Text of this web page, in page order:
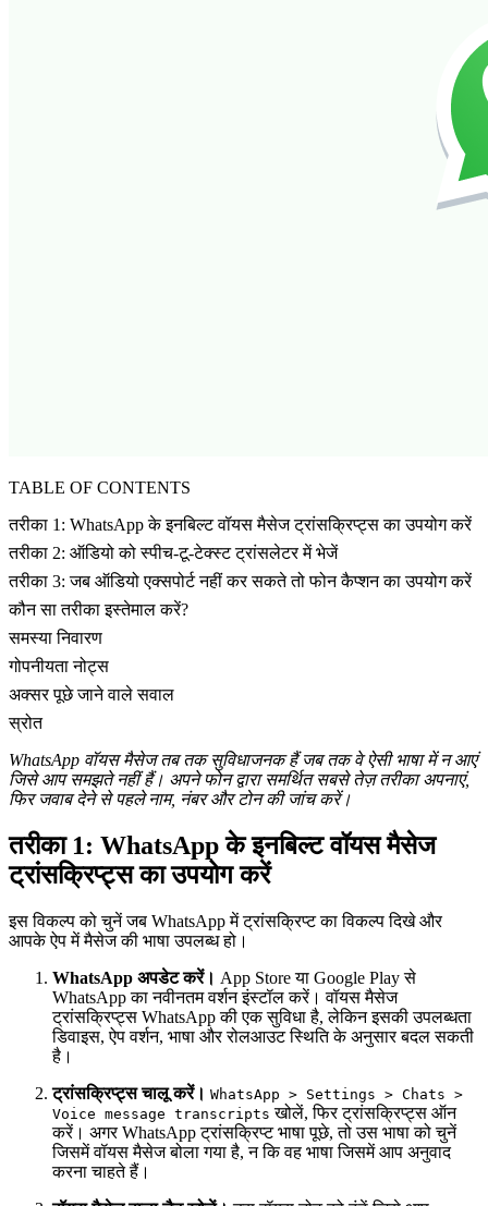
TABLE OF CONTENTS
तरीका 1: WhatsApp के इनबिल्ट वॉयस मैसेज ट्रांसक्रिप्ट्स का उपयोग करें
तरीका 2: ऑडियो को स्पीच-टू-टेक्स्ट ट्रांसलेटर में भेजें
तरीका 3: जब ऑडियो एक्सपोर्ट नहीं कर सकते तो फोन कैप्शन का उपयोग करें
कौन सा तरीका इस्तेमाल करें?
समस्या निवारण
गोपनीयता नोट्स
अक्सर पूछे जाने वाले सवाल
स्रोत
WhatsApp वॉयस मैसेज तब तक सुविधाजनक हैं जब तक वे ऐसी भाषा में न आएं
जिसे आप समझते नहीं हैं। अपने फोन द्वारा समर्थित सबसे तेज़ तरीका अपनाएं,
फिर जवाब देने से पहले नाम, नंबर और टोन की जांच करें।
तरीका 1: WhatsApp के इनबिल्ट वॉयस मैसेज
ट्रांसक्रिप्ट्स का उपयोग करें
इस विकल्प को चुनें जब WhatsApp में ट्रांसक्रिप्ट का विकल्प दिखे और
आपके ऐप में मैसेज की भाषा उपलब्ध हो।
WhatsApp अपडेट करें। App Store या Google Play से
WhatsApp का नवीनतम वर्शन इंस्टॉल करें। वॉयस मैसेज
ट्रांसक्रिप्ट्स WhatsApp की एक सुविधा है, लेकिन इसकी उपलब्धता
डिवाइस, ऐप वर्शन, भाषा और रोलआउट स्थिति के अनुसार बदल सकती
है।
ट्रांसक्रिप्ट्स चालू करें। WhatsApp > Settings > Chats >
Voice message transcripts खोलें, फिर ट्रांसक्रिप्ट्स ऑन
करें। अगर WhatsApp ट्रांसक्रिप्ट भाषा पूछे, तो उस भाषा को चुनें
जिसमें वॉयस मैसेज बोला गया है, न कि वह भाषा जिसमें आप अनुवाद
करना चाहते हैं।